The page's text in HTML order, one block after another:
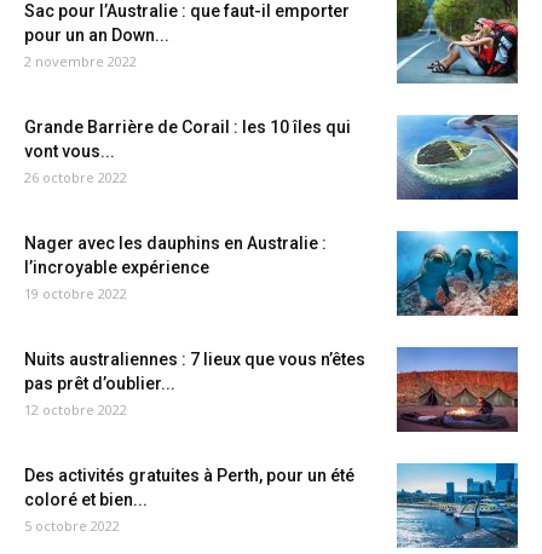
Sac pour l’Australie : que faut-il emporter
pour un an Down...
2 novembre 2022
Grande Barrière de Corail : les 10 îles qui
vont vous...
26 octobre 2022
Nager avec les dauphins en Australie :
l’incroyable expérience
19 octobre 2022
Nuits australiennes : 7 lieux que vous n’êtes
pas prêt d’oublier...
12 octobre 2022
Des activités gratuites à Perth, pour un été
coloré et bien...
5 octobre 2022